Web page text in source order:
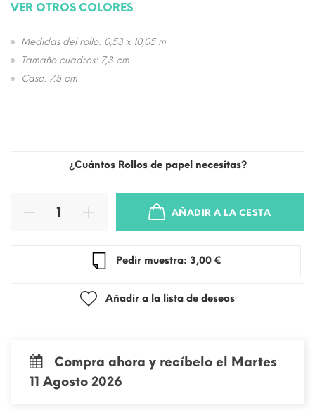
VER OTROS COLORES
Medidas del rollo: 0,53 x 10,05 m
Tamaño cuadros: 7,3 cm
Case: 7.5 cm
¿Cuántos Rollos de papel necesitas?
AÑADIR A LA CESTA
Pedir muestra: 3,00 €
Añadir a la lista de deseos
Compra ahora y recíbelo el Martes
11 Agosto 2026